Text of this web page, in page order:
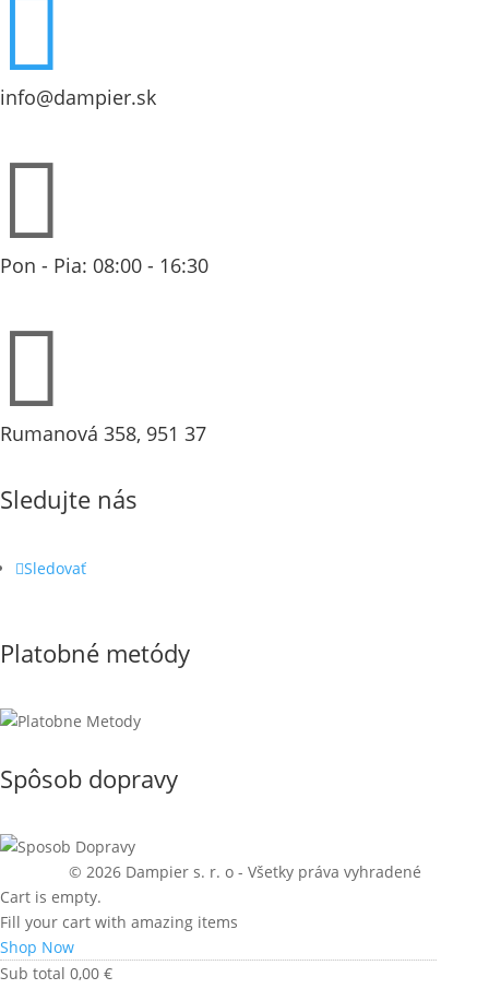

info@dampier.sk

Pon - Pia: 08:00 - 16:30

Rumanová 358, 951 37
Sledujte nás
Sledovať
Platobné metódy
Spôsob dopravy
© 2026 Dampier s. r. o - Všetky práva vyhradené
Cart is empty.
Fill your cart with amazing items
Shop Now
Sub total 0,00 €